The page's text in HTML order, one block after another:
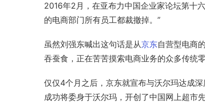
2016年2月，在亚布力中国企业家论坛第十
的电商部门所有员工都裁撤掉。”
虽然刘强东喊出这句话是从京东自营型电商
吞蚕食，正在苦苦摸索电商业务的众多传统
仅仅4个月之后，京东就宣布与沃尔玛达成
成功将委身于沃尔玛，开创了中国网上超市